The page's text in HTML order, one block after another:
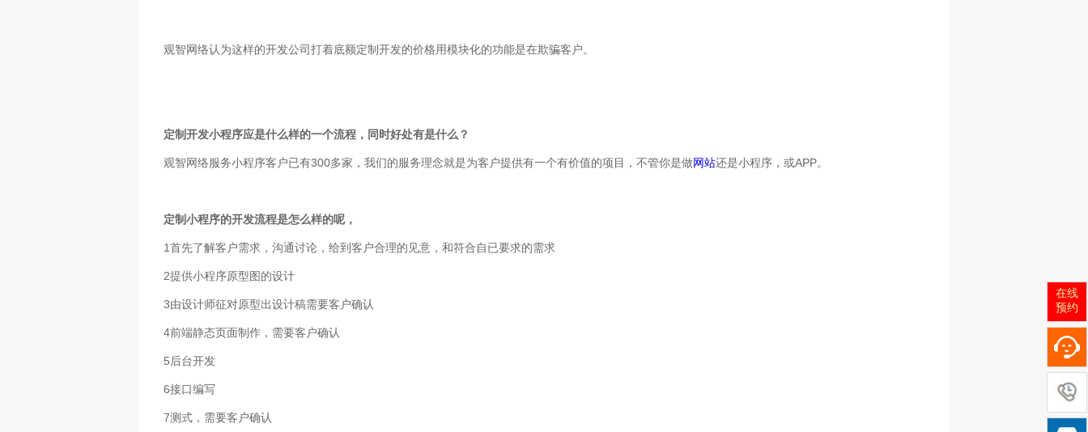
观智网络认为这样的开发公司打着底额定制开发的价格用模块化的功能是在欺骗客户。
定制开发小程序应是什么样的一个流程，同时好处有是什么？
观智网络服务小程序客户已有300多家，我们的服务理念就是为客户提供有一个有价值的项目，不管你是做网站还是小程序，或APP。
定制小程序的开发流程是怎么样的呢，
1 首先了解客户需求，沟通讨论，给到客户合理的见意，和符合自已要求的需求
2提供小程序原型图的设计
3由设计师征对原型出设计稿需要客户确认
4前端静态页面制作，需要客户确认
5后台开发
6接口编写
7测式，需要客户确认
在线
预约